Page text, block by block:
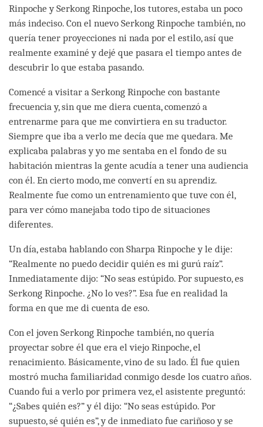
Rinpoche y Serkong Rinpoche, los tutores, estaba un poco
más indeciso. Con el nuevo Serkong Rinpoche también, no
quería tener proyecciones ni nada por el estilo, así que
realmente examiné y dejé que pasara el tiempo antes de
descubrir lo que estaba pasando.
Comencé a visitar a Serkong Rinpoche con bastante
frecuencia y, sin que me diera cuenta, comenzó a
entrenarme para que me convirtiera en su traductor.
Siempre que iba a verlo me decía que me quedara. Me
explicaba palabras y yo me sentaba en el fondo de su
habitación mientras la gente acudía a tener una audiencia
con él. En cierto modo, me convertí en su aprendiz.
Realmente fue como un entrenamiento que tuve con él,
para ver cómo manejaba todo tipo de situaciones
diferentes.
Un día, estaba hablando con Sharpa Rinpoche y le dije:
“Realmente no puedo decidir quién es mi gurú raíz”.
Inmediatamente dijo: “No seas estúpido. Por supuesto, es
Serkong Rinpoche. ¿No lo ves?”. Esa fue en realidad la
forma en que me di cuenta de eso.
Con el joven Serkong Rinpoche también, no quería
proyectar sobre él que era el viejo Rinpoche, el
renacimiento. Básicamente, vino de su lado. Él fue quien
mostró mucha familiaridad conmigo desde los cuatro años.
Cuando fui a verlo por primera vez, el asistente preguntó:
“¿Sabes quién es?” y él dijo: “No seas estúpido. Por
supuesto, sé quién es”, y de inmediato fue cariñoso y se